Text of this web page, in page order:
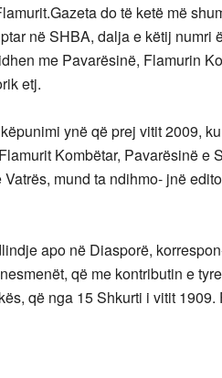
do të ketë më
në SHBA, dalja e këtij numri
me Pavarësinë, Flamurin
etj.
ynë që prej vitit 2009,
Kombëtar, Pavarësinë e
mund ta ndihmo- jnë
apo në Diasporë,
që me kontributin e
që nga 15 Shkurti i vitit 1909.